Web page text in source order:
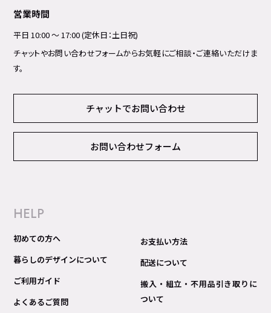
営業時間
平日 10:00 ～ 17:00 (定休日：土日祝)
チャットやお問い合わせフォームからお気軽にご相談・ご連絡いただけま
す。
チャットでお問い合わせ
お問い合わせフォーム
HELP
初めての方へ
暮らしのデザインについて
ご利用ガイド
よくあるご質問
お支払い方法
配送について
搬入・組立・不用品引き取りに
ついて